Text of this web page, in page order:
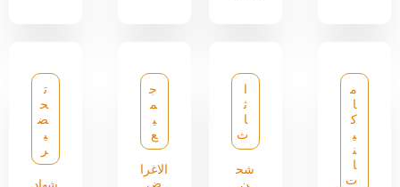
م
ا
ك
ي
ن
ا
ت
ث
ا
ث
شح
ن
ج
م
ي
ع
الاغرا
ض
ت
ح
ض
ي
ر